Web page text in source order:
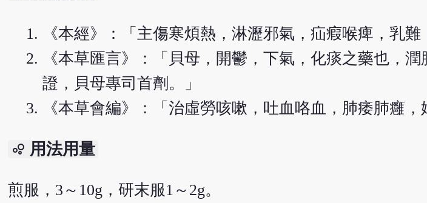
《本經》：「主傷寒煩熱，淋瀝邪氣，疝瘕喉痺，乳難
《本草匯言》：「貝母，開鬱，下氣，化痰之藥也，
證，貝母專司首劑。」
《本草會編》：「治虛勞咳嗽，吐血咯血，肺痿肺癰，
bubble_chart 用法用量
煎服，3～10g，研末服1～2g。